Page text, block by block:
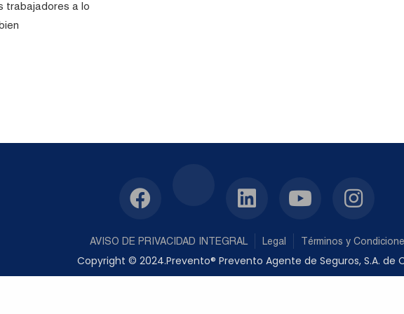
trabajadores a lo
AVISO DE PRIVACIDAD INTEGRAL Legal Términos y
Copyright © 2024.Prevento® Prevento Agente de Seguros, S.A. de